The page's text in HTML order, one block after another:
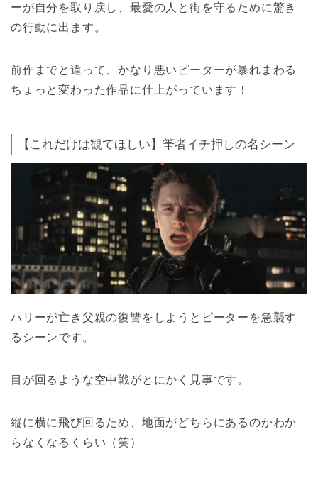
ーが自分を取り戻し、最愛の人と街を守るために驚き
の行動に出ます。
前作までと違って、かなり悪いピーターが暴れまわる
ちょっと変わった作品に仕上がっています！
【これだけは観てほしい】筆者イチ押しの名シーン
ハリーが亡き父親の復讐をしようとピーターを急襲す
るシーンです。
目が回るような空中戦がとにかく見事です。
縦に横に飛び回るため、地面がどちらにあるのかわか
らなくなるくらい（笑）